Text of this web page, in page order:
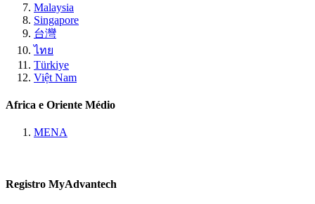
Malaysia
Singapore
台灣
ไทย
Türkiye
Việt Nam
Africa e Oriente Médio
MENA
Registro MyAdvantech